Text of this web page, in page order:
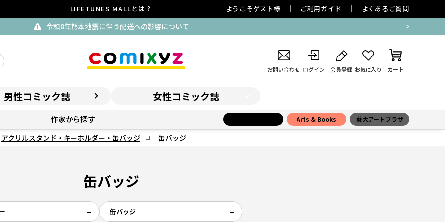
LIFETUNES MALLとは？ ようこそゲスト様 ご利用ガイド よくあるご質問
令和8年熊本地震に伴う配送への影響について
お問い合わせ ログイン 会員登録 お気に入り カート
男性コミック誌 女性コミック誌
作家から探す Arts & Books 藝大アートプラザ
アクリルスタンド・キーホルダー・缶バッジ 缶バッジ
缶バッジ
缶バッジ